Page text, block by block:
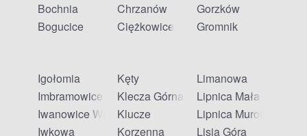
Bochnia
Bogucice
Chrzanów
Ciężkowice
Gorzków
Gromnik
Igołomia
Imbramowice
Iwanowice Włościańskie
Iwkowa
Kęty
Klecza Górna
Klucze
Korzenna
Limanowa
Lipnica Mała
Lipnica Murowana
Lisia Góra